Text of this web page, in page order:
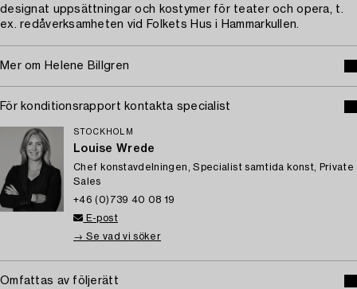
designat uppsättningar och kostymer för teater och opera, t.
ex. redåverksamheten vid Folkets Hus i Hammarkullen.
Mer om Helene Billgren
För konditionsrapport kontakta specialist
STOCKHOLM
Louise Wrede
Chef konstavdelningen, Specialist samtida konst, Private
Sales
+46 (0)739 40 08 19
E-post
→ Se vad vi söker
Omfattas av följerätt